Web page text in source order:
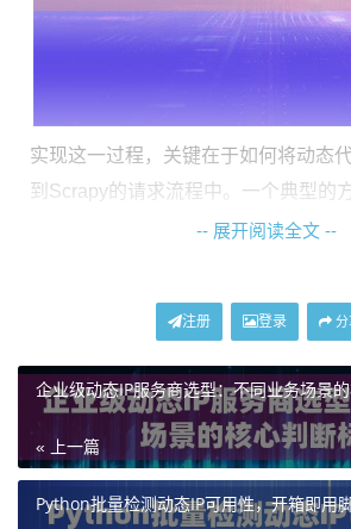
实现这一过程，关键在于如何将动态
到Scrapy的请求流程中。一个典型的
（Middleware）。开发者可以编写自
态地从代理IP服务商提供的API接口获
用的代理IP，并将其设置为该请求的
y的每一次请求都可能通过一个全新的
实住宅网络的IP地址发出，极大地模
理分布和访问行为。
主流动态IP代理方案深度对比
-- 展开阅读全文 --
注册 登录 分
企业级动态IP服务商选型：不同业务场景
« 上一篇
Python批量检测动态IP可用性，开箱即用